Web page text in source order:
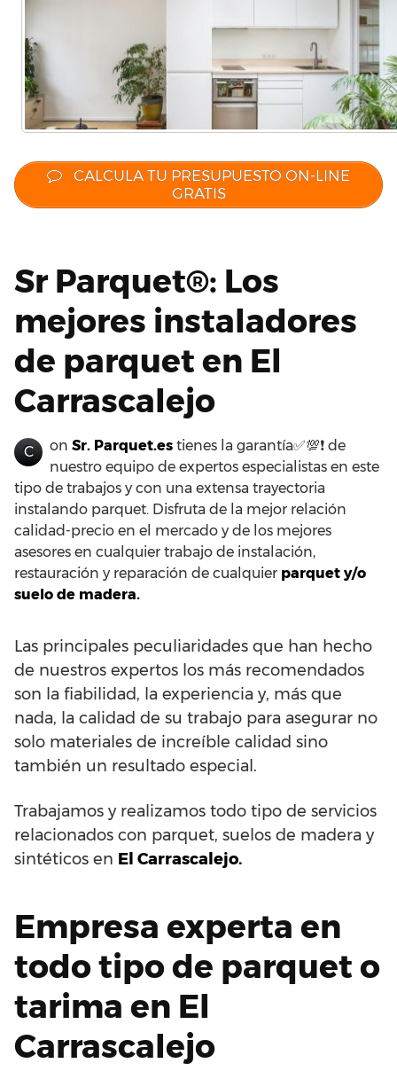
CALCULA TU PRESUPUESTO ON-LINE
GRATIS
Sr Parquet®: Los
mejores instaladores
de parquet en El
Carrascalejo
C on Sr. Parquet.es tienes la garantía✅💯❗ de
nuestro equipo de expertos especialistas en este
tipo de trabajos y con una extensa trayectoria
instalando parquet. Disfruta de la mejor relación
calidad-precio en el mercado y de los mejores
asesores en cualquier trabajo de instalación,
restauración y reparación de cualquier parquet y/o
suelo de madera.
Las principales peculiaridades que han hecho
de nuestros expertos los más recomendados
son la fiabilidad, la experiencia y, más que
nada, la calidad de su trabajo para asegurar no
solo materiales de increíble calidad sino
también un resultado especial.
Trabajamos y realizamos todo tipo de servicios
relacionados con parquet, suelos de madera y
sintéticos en El Carrascalejo.
Empresa experta en
todo tipo de parquet o
tarima en El
Carrascalejo